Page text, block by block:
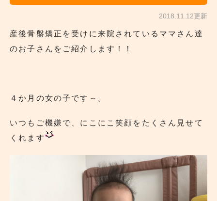
2018.11.12更新
産後骨盤矯正を受けに来院されているママさん達
のお子さんをご紹介します！！
４か月の女の子です～。
いつもご機嫌で、にこにこ笑顔をたくさん見せて
くれます